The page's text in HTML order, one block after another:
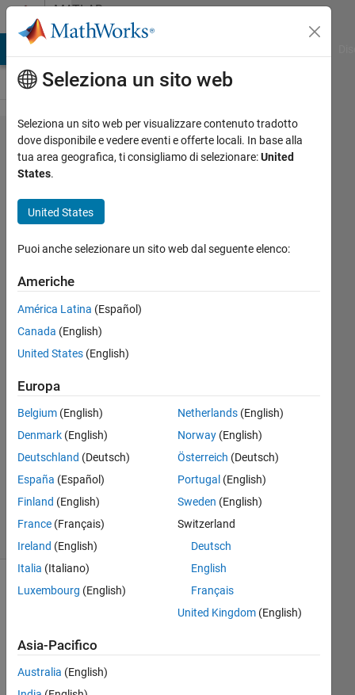
Vai al contenutoMATLAB
Answers
Can I have
subdirectories
directory?
Richard
Crozier
20 Mar
2015
Risposte
Risposta
accettata
Aggiornato
2019
51
Visualizzazioni
Mostra
recenti
Seleziona un sito web
Seleziona un sito web per visualizzare contenuto tradotto
dove disponibile e vedere eventi e offerte locali. In base alla
tua area geografica, ti consigliamo di selezionare:United
States.
United States
Puoi anche selezionare un sito web dal seguente elenco:
Americhe
América Latina (Español)
Canada (English)
United States (English)
Europa
Belgium (English)
Denmark (English)
Deutschland (Deutsch)
España (Español)
Finland (English)
France (Français)
Ireland (English)
Italia (Italiano)
Luxembourg (English)
Netherlands(English)
Norway(English)
Österreich (Deutsch)
Portugal (English)
Sweden (English)
Switzerland
Deutsch
English
Français
United Kingdom(English)
Asia-Pacifico
Australia (English)